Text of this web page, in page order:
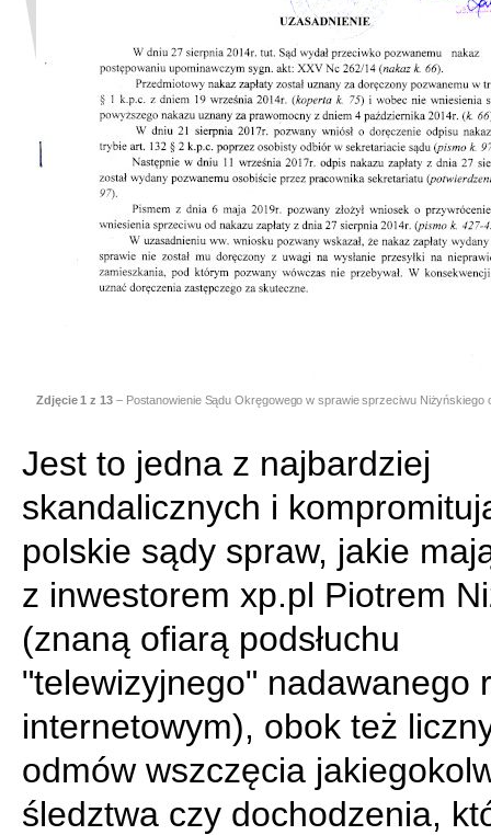
Zdjęcie1 z 13– Postanowienie Sądu Okręgowego w sprawie sprzeciwu Niżyńskiego
Jest to jedna z najbardziej
skandalicznych i
polskie sądy spraw, jakie
z inwestorem xp.pl Piotrem
(znaną ofiarą podsłuchu
"telewizyjnego" nadawanego
internetowym), obok też
odmów wszczęcia
śledztwa czy dochodzenia,